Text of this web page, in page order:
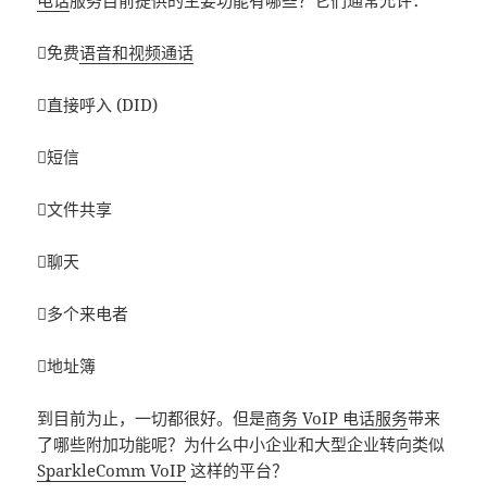
免费语音和视频通话
直接呼入 (DID)
短信
文件共享
聊天
多个来电者
地址簿
到目前为止，一切都很好。但是商务 VoIP 电话服务带来
了哪些附加功能呢？为什么中小企业和大型企业转向类似
SparkleComm VoIP 这样的平台？